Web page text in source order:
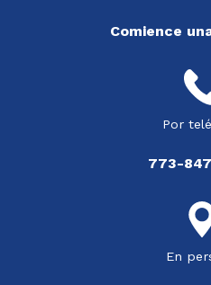
Comience
Por
773-
En